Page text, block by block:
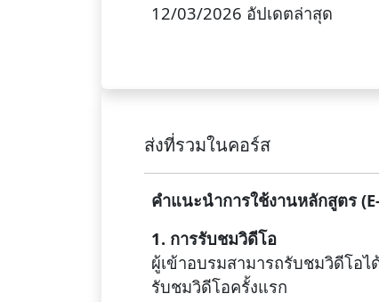
12/03/2026 อัปเดตล่าสุด
ส่งที่รวมในคอร์ส
คำแนะนำการใช้งานหลักสูตร
1. การรับชมวิดีโอ
ผู้เข้าอบรมสามารถรับชมวิดีโอไ
รับชมวิดีโอครั้งแรก